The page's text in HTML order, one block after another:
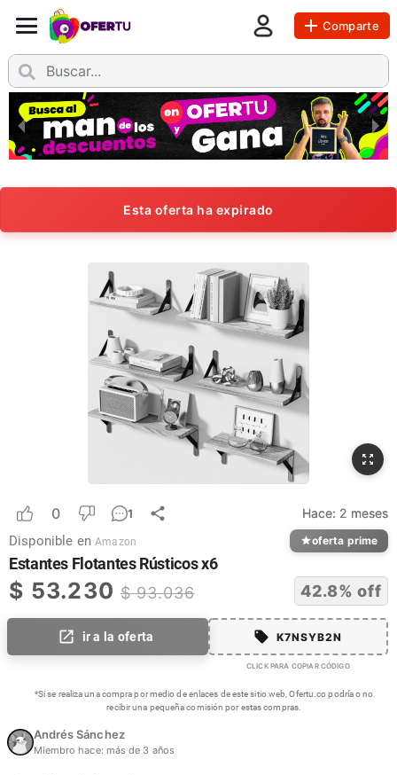
Comparte
Esta oferta ha expirado
0 1 Hace: 2 meses
Disponible en Amazon oferta prime
Estantes Flotantes Rústicos x6
$ 53.230 $93.036 42.8% off
ir a la oferta K7NSYB2N
CLICK PARA COPIAR CÓDIGO
*Si se realiza una compra por medio de enlaces de este sitio web, Ofertu.co podría o no
recibir una pequeña comisión por estas compras.
Andrés Sánchez
Miembro hace: más de 3 años